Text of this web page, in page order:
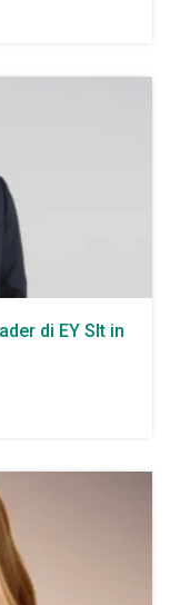
di EY Slt in